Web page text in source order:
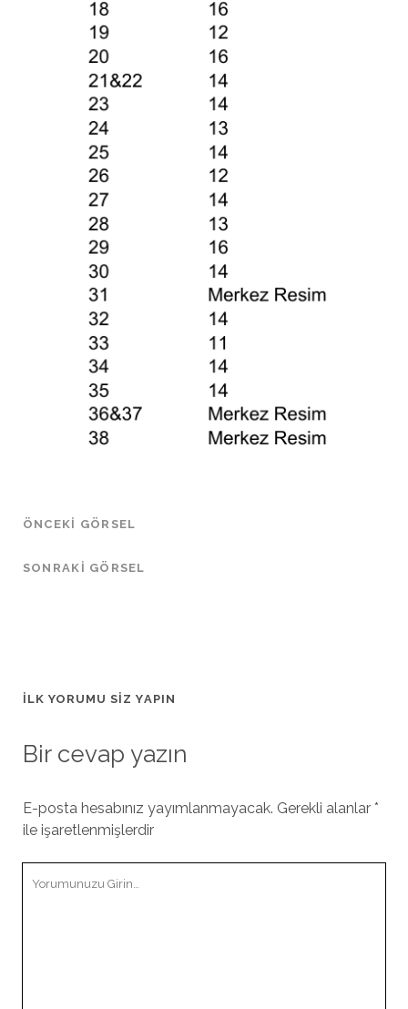
ÖNCEKI GÖRSEL
SONRAKI GÖRSEL
İLK YORUMU SIZ YAPIN
Bir cevap yazın
E-posta hesabınız yayımlanmayacak. Gerekli alanlar *
ile işaretlenmişlerdir